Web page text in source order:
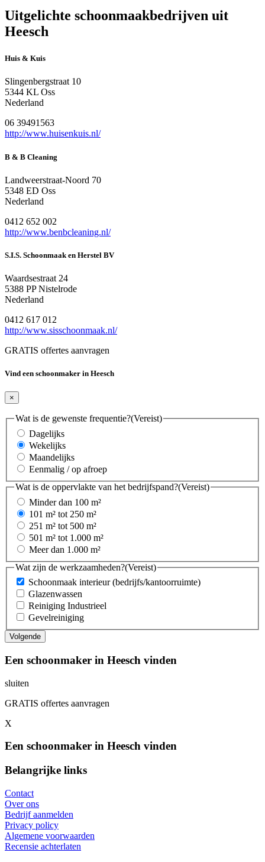
Uitgelichte schoonmaakbedrijven uit
Heesch
Huis & Kuis
Slingenbergstraat 10
5344 KL Oss
Nederland
06 39491563
http://www.huisenkuis.nl/
B & B Cleaning
Landweerstraat-Noord 70
5348 ED Oss
Nederland
0412 652 002
http://www.benbcleaning.nl/
S.I.S. Schoonmaak en Herstel BV
Waardsestraat 24
5388 PP Nistelrode
Nederland
0412 617 012
http://www.sisschoonmaak.nl/
GRATIS offertes aanvragen
Vind een schoonmaker in Heesch
×
Wat is de gewenste frequentie?(Vereist)
Dagelijks
Wekelijks
Maandelijks
Eenmalig / op afroep
Wat is de oppervlakte van het bedrijfspand?(Vereist)
Minder dan 100 m²
101 m² tot 250 m²
251 m² tot 500 m²
501 m² tot 1.000 m²
Meer dan 1.000 m²
Wat zijn de werkzaamheden?(Vereist)
Schoonmaak interieur (bedrijfs/kantoorruimte)
Glazenwassen
Reiniging Industrieel
Gevelreiniging
Een schoonmaker in Heesch vinden
sluiten
GRATIS offertes aanvragen
X
Een schoonmaker in Heesch vinden
Belangrijke links
Contact
Over ons
Bedrijf aanmelden
Privacy policy
Algemene voorwaarden
Recensie achterlaten